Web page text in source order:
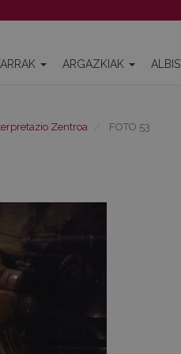
ARGAZKIAK
Zentroa FOTO 53